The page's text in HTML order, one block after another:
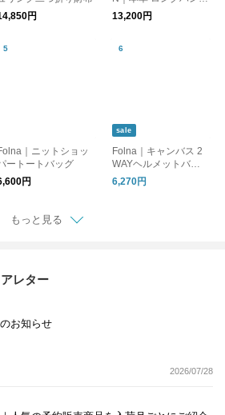
円
ル・横長シルエット
レザーボストンバッグ
13,200円
｜ニットショッ
ートートバッグ
円
sale
Folna｜キャンバス 2
WAYヘルメットバッ
グ
6,270円
もっと見る
レター
お知らせ
2026/07/28